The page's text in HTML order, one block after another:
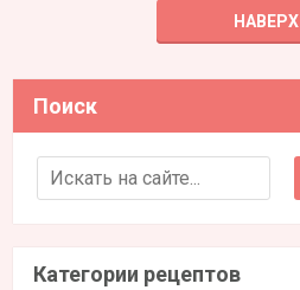
НАВЕРХ
Поиск
Search for:
Категории рецептов